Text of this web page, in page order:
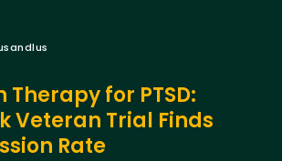
Therapy for PTSD:
Veteran Trial Finds
Rate